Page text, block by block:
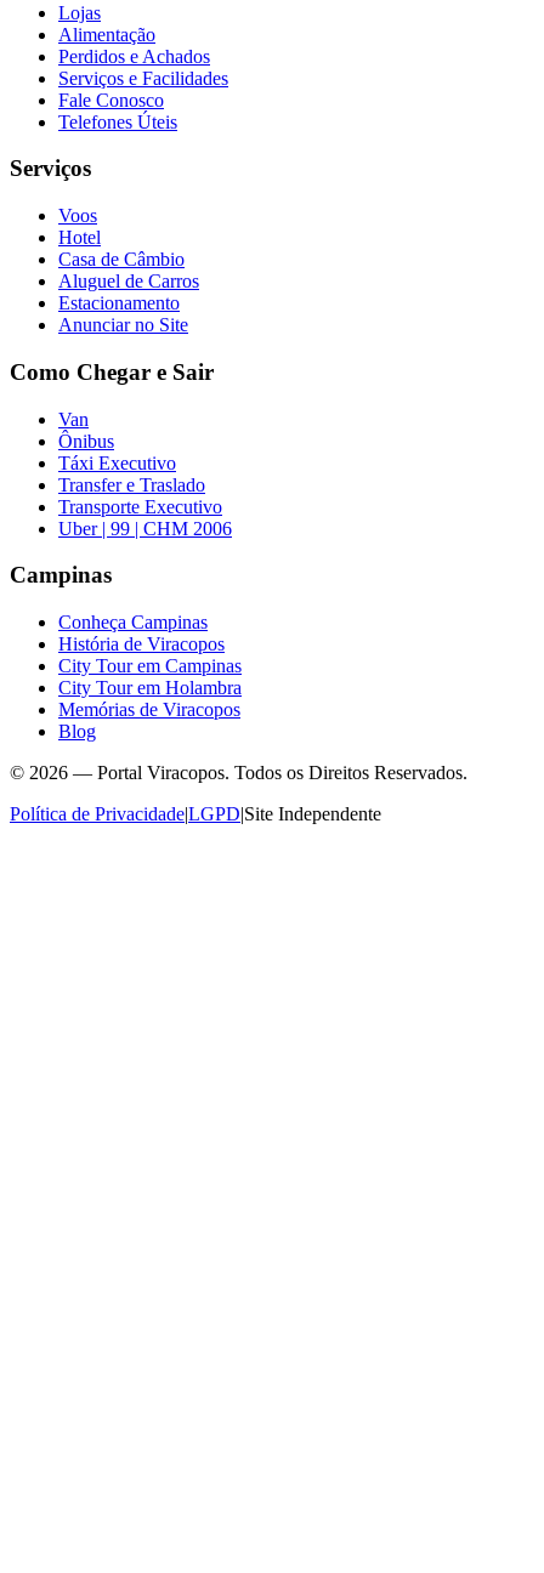
Lojas
Alimentação
Perdidos e Achados
Serviços e Facilidades
Fale Conosco
Telefones Úteis
Serviços
Voos
Hotel
Casa de Câmbio
Aluguel de Carros
Estacionamento
Anunciar no Site
Como Chegar e Sair
Van
Ônibus
Táxi Executivo
Transfer e Traslado
Transporte Executivo
Uber | 99 | CHM 2006
Campinas
Conheça Campinas
História de Viracopos
City Tour em Campinas
City Tour em Holambra
Memórias de Viracopos
Blog
© 2026 — Portal Viracopos. Todos os Direitos Reservados.
Política de Privacidade|LGPD|Site Independente